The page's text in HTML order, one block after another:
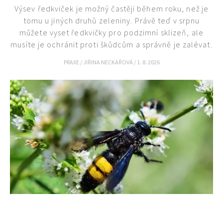
Výsev ředkviček je možný častěji během roku, než je
tomu u jiných druhů zeleniny. Právě teď v srpnu
můžete vyset ředkvičky pro podzimní sklizeň, ale
musíte je ochránit proti škůdcům a správně je zalévat.
PRAXE / JIŘINA NECKÁŘOVÁ / 1. 8. 2026